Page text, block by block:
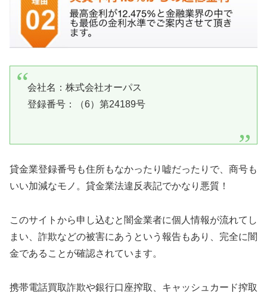
会社名： 株式会社オーパス
登録番号：（6）第24189号
貸金業登録番号も住所もなかったり嘘だったりで、商号も
いい加減なモノ。貸金業法違反表記でかなり悪質！
このサイトから申し込むと闇金業者に個人情報が流れてし
まい、詐欺などの被害にあうという報告もあり、完全に闇
金であることが確認されています。
携帯電話買取詐欺や銀行口座搾取、キャッシュカード搾取